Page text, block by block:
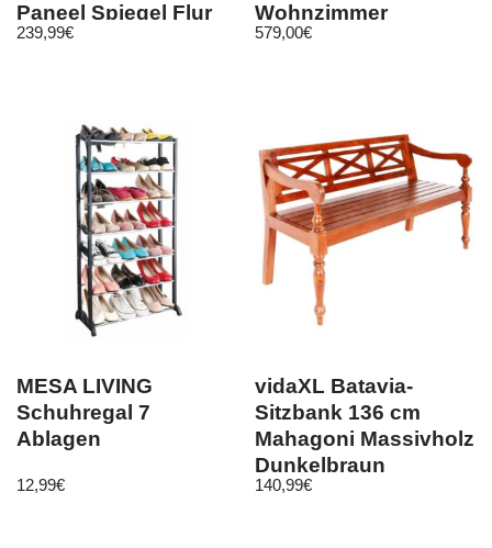
Paneel Spiegel Flur
Diele Set Weiß – Oliva
239,99€
Wohnzimmer
Polstermöbel
579,00€
MESA LIVING
Schuhregal 7
Ablagen
12,99€
vidaXL Batavia-
Sitzbank 136 cm
Mahagoni Massivholz
Dunkelbraun
140,99€